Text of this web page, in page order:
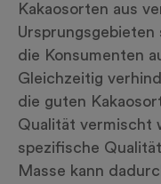
Kakaosorten aus
die Konsumenten
Gleichzeitig
die guten
Qualität vermischt
spezifische
Masse kann